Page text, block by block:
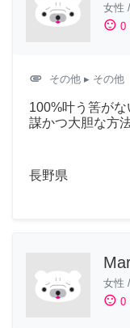
女性 /
sentiment_satisfied 0
attachment その他 ▸ その他
100%叶う筈が
謀かつ大胆な方
長野県
女性 /
sentiment_satisfied 0